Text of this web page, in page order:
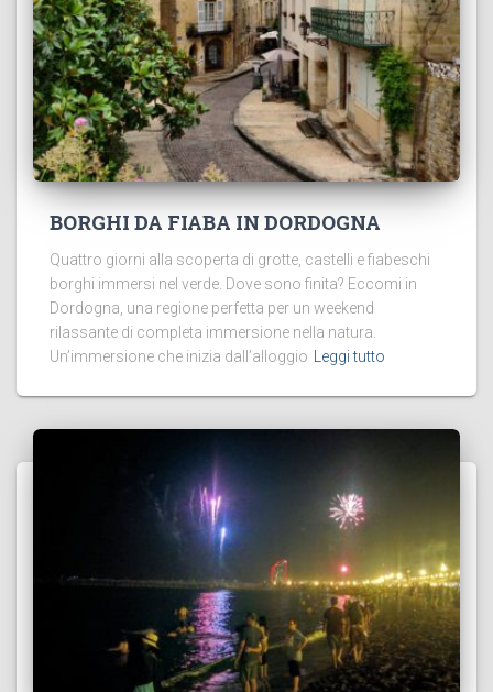
BORGHI DA FIABA IN DORDOGNA
Quattro giorni alla scoperta di grotte, castelli e fiabeschi
borghi immersi nel verde. Dove sono finita? Eccomi in
Dordogna, una regione perfetta per un weekend
rilassante di completa immersione nella natura.
Un’immersione che inizia dall’alloggio
Leggi tutto